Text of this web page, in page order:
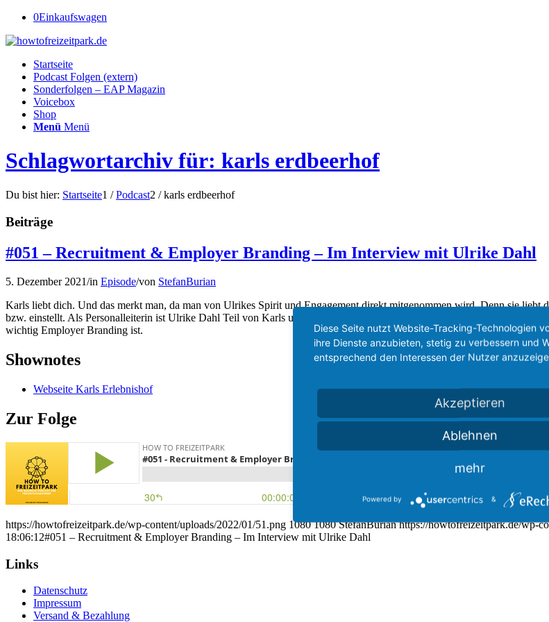
0Einkaufswagen
Startseite
Podcast Folgen (extern)
Sonderfolgen – EAP Magazin
Voicebox
Shop
Menü Menü
Schlagwortarchiv für: karls erdbeerhof
Du bist hier: Startseite1 / Podcast2 / karls erdbeerhof
Beiträge
#051 – Recruitment & Employer Branding – Im Interview mit Ulrike Dahl
5. Dezember 2021/in Episode/von StefanBurian
Karls liebt dich. Und das merkt man, da man von Ulrikes Spirit und Engagement direkt mitgenommen wird. Denn sie liebt
bzw. einstellt. Als Personalleiterin ist Ulrike Dahl Teil von Karls und lebt das rote Erdbeerleben bis in die Haarspitzen. Wir
wichtig Employer Branding ist.
Shownotes
Webseite Karls Erlebnishof
Zur Folge
https://howtofreizeitpark.de/wp-content/uploads/2022/01/51.png 1080 1080 StefanBurian https://howtofreizeitpark.de/wp-
18:06:12#051 – Recruitment & Employer Branding – Im Interview mit Ulrike Dahl
Links
Datenschutz
Impressum
Versand & Bezahlung
Diese Seite nutzt Website-Tracking-Technologien
ihre Dienste anzubieten, stetig zu verbessern und
entsprechend den Interessen der Nutzer
Akzeptieren
Ablehnen
mehr
Powered by &